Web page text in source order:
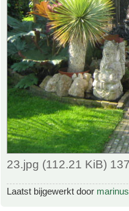
23.jpg (112.21 KiB)
Laatst bijgewerkt door marinus